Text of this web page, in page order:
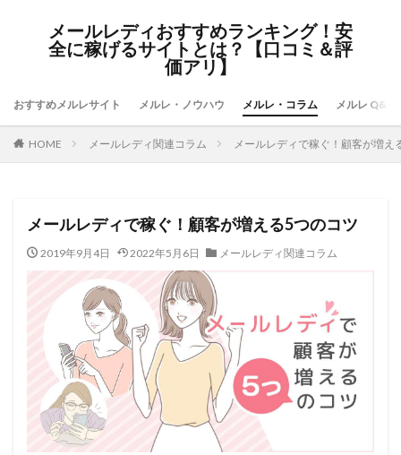
メールレディおすすめランキング！安
全に稼げるサイトとは？【口コミ＆評
価アリ】
おすすめメルレサイト メルレ・ノウハウ メルレ・コラム メルレ Q&A
HOME メールレディ関連コラム メールレディで稼ぐ！顧客が増え
メールレディで稼ぐ！顧客が増える5つのコツ
2019年9月4日 2022年5月6日 メールレディ関連コラム